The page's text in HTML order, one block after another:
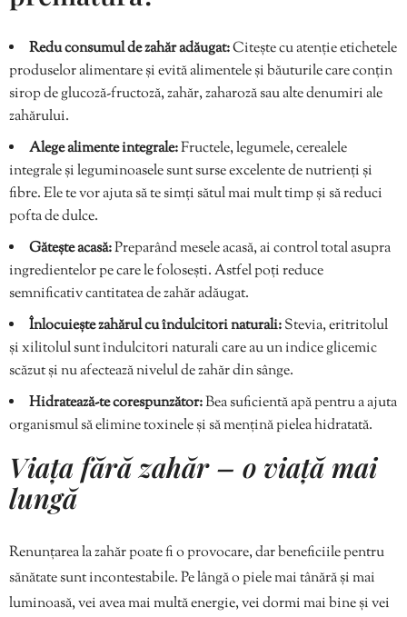
Redu consumul de zahăr adăugat:Citește cu atenție etichetele
produselor alimentare și evită alimentele și băuturile care conțin
sirop de glucoză-fructoză, zahăr, zaharoză sau alte denumiri ale
zahărului.
Alege alimente integrale:Fructele, legumele, cerealele
integrale și leguminoasele sunt surse excelente de nutrienți și
fibre. Ele te vor ajuta să te simți sătul mai mult timp și să reduci
pofta de dulce.
Gătește acasă:Preparând mesele acasă, ai control total asupra
ingredientelor pe care le folosești. Astfel poți reduce
semnificativ cantitatea de zahăr adăugat.
Înlocuiește zahărul cu îndulcitori naturali:Stevia, eritritolul
și xilitolul sunt îndulcitori naturali care au un indice glicemic
scăzut și nu afectează nivelul de zahăr din sânge.
Hidratează-te corespunzător:Bea suficientă apă pentru a ajuta
organismul să elimine toxinele și să mențină pielea hidratată.
Viața fără zahăr – o viață mai
lungă
Renunțarea la zahăr poate fi o provocare, dar beneficiile pentru
sănătate sunt incontestabile. Pe lângă o piele mai tânără și mai
luminoasă, vei avea mai multă energie, vei dormi mai bine și vei